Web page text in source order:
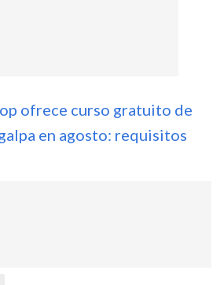
ofrece curso gratuito de
en agosto: requisitos